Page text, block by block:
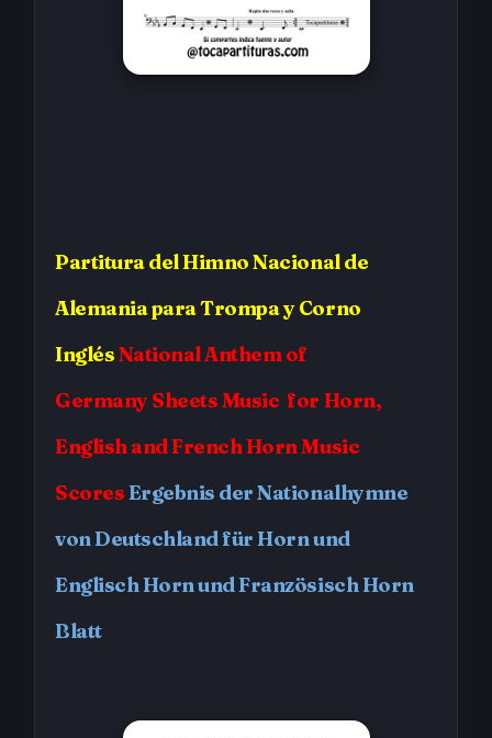
Partituradel Himno Nacional de
Alemaniapara Trompa y Corno
InglésNational Anthem of
GermanySheets Music for Horn,
English and French Horn Music
ScoresErgebnis der Nationalhymne
von Deutschland für Horn und
Englisch Horn und Französisch Horn
Blatt